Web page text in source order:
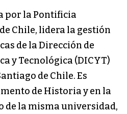
por la Pontificia
Chile, lidera la gestión
de la Dirección de
y Tecnológica (DICYT)
de Chile. Es
de Historia y en la
de la misma universidad,